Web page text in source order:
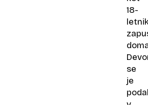
18-
se
je
podal